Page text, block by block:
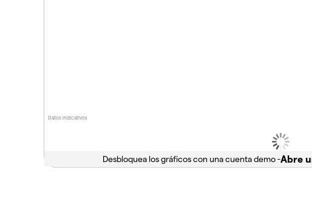
Datos indicativos
Desbloquea los gráficos con una cuenta demo -